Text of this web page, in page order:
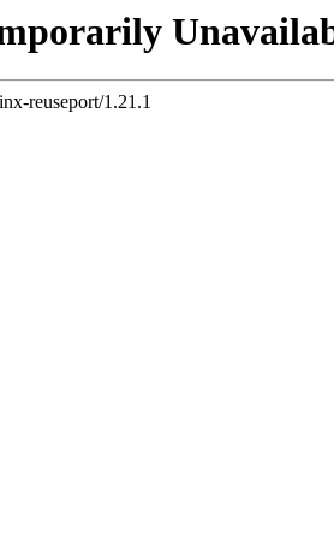
reuseport/1.21.1